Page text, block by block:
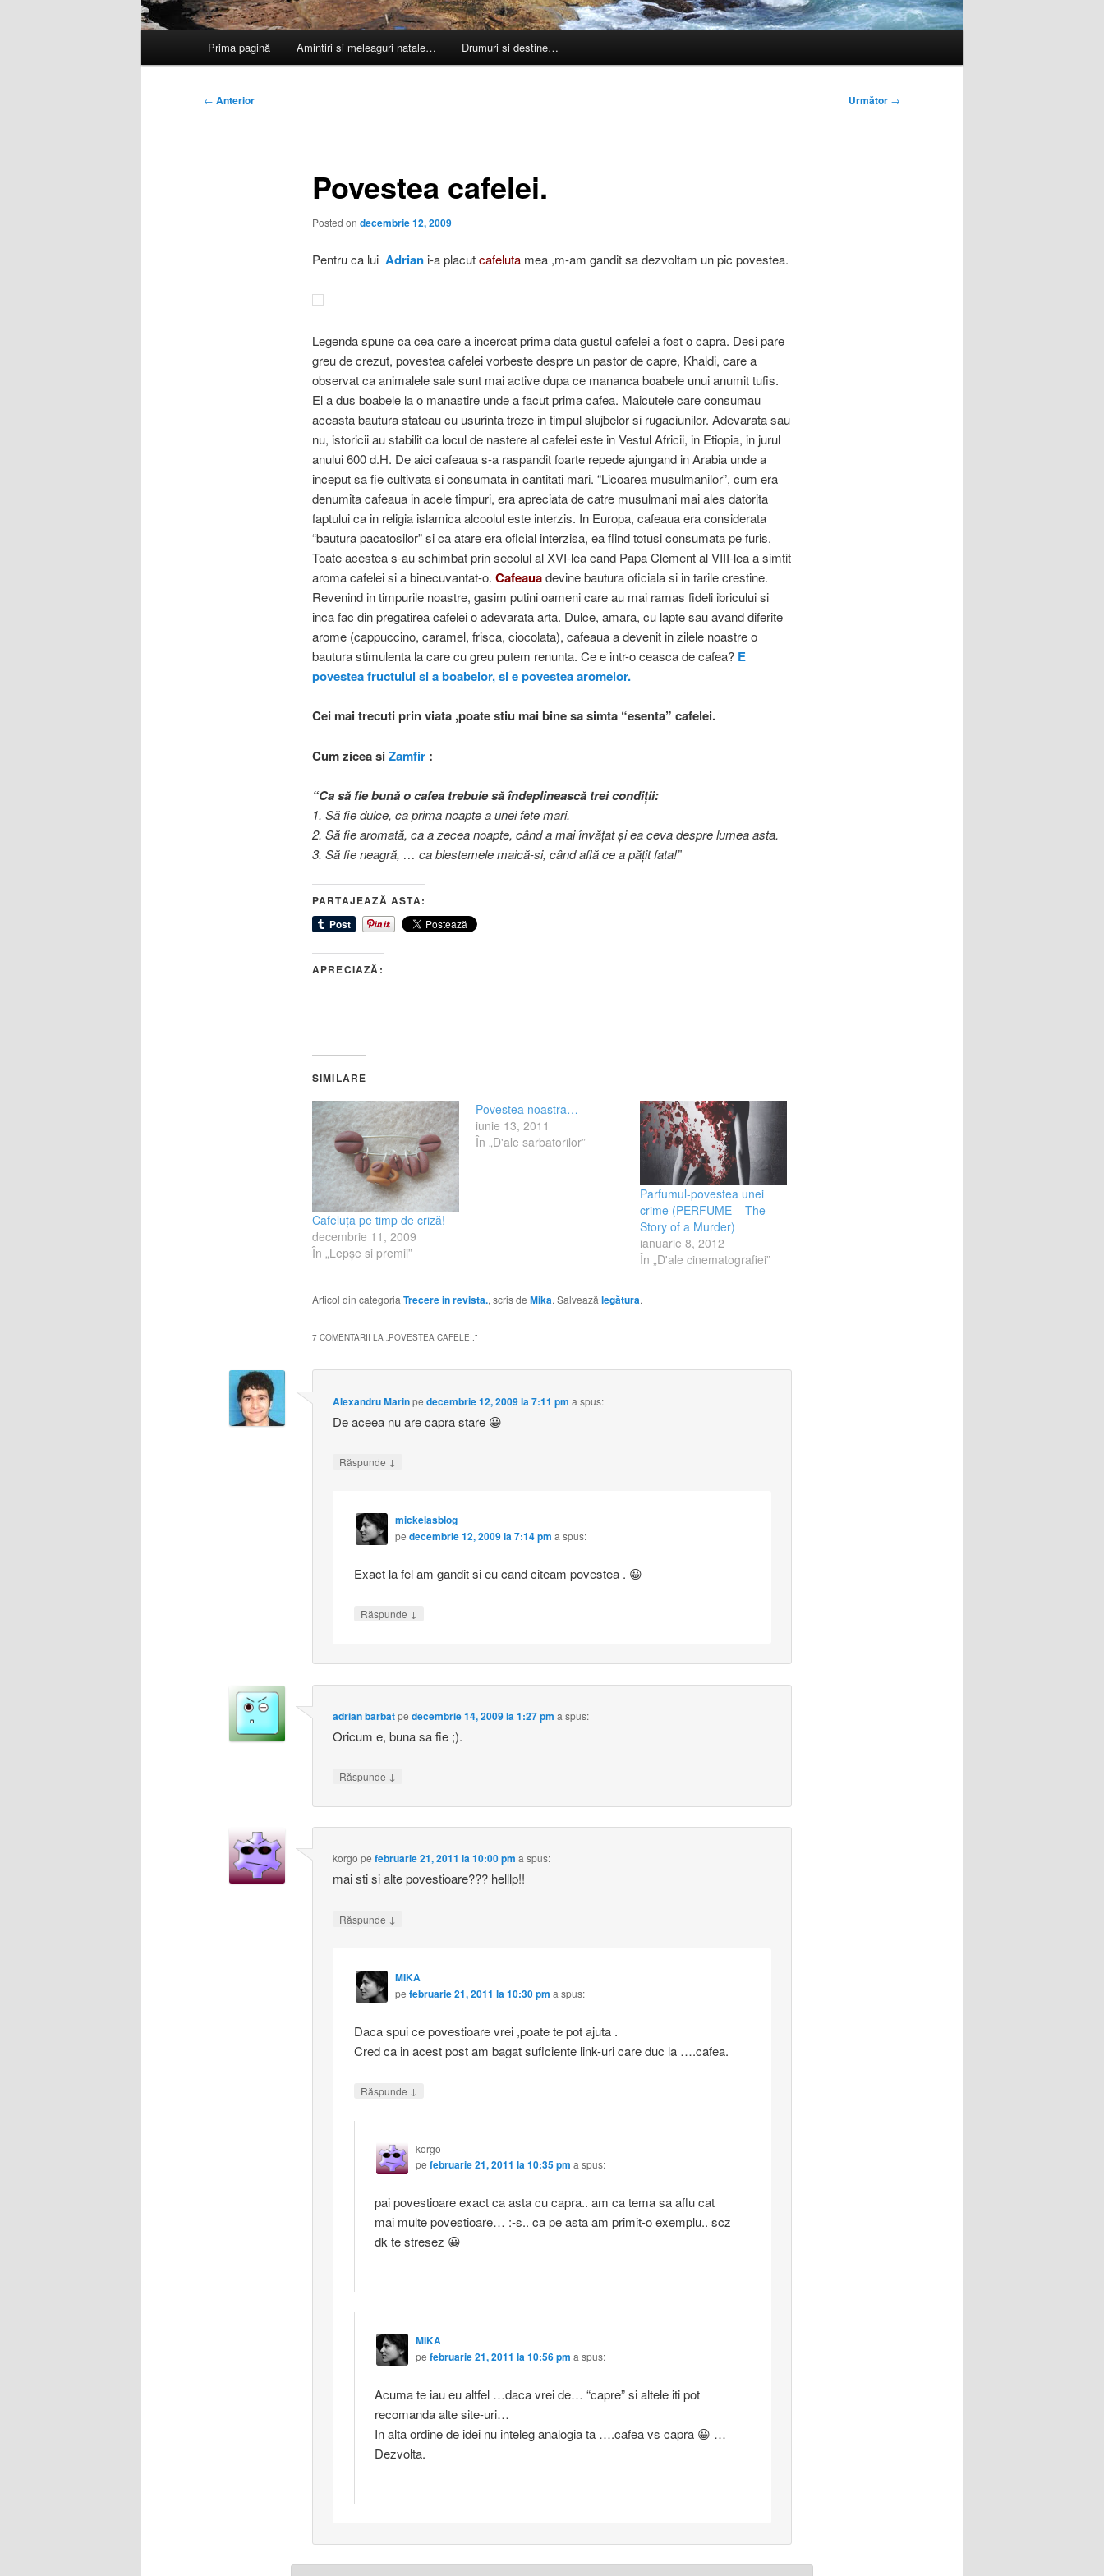
Prima pagină Amintiri si meleaguri natale… Drumuri si destine…
Navigare
← Anterior Următor →
Povestea cafelei.
Posted on decembrie 12, 2009
Pentru ca lui Adriani-a placutcafelutamea ,m-am gandit sa dezvoltam un pic povestea.
Legenda spune ca cea care a incercat prima data gustul cafelei a fost o capra. Desi pare
greu de crezut, povestea cafelei vorbeste despre un pastor de capre, Khaldi, care a
observat ca animalele sale sunt mai active dupa ce mananca boabele unui anumit tufis.
El a dus boabele la o manastire unde a facut prima cafea. Maicutele care consumau
aceasta bautura stateau cu usurinta treze in timpul slujbelor si rugaciunilor. Adevarata sau
nu, istoricii au stabilit ca locul de nastere al cafelei este in Vestul Africii, in Etiopia, in jurul
anului 600 d.H. De aici cafeaua s-a raspandit foarte repede ajungand in Arabia unde a
inceput sa fie cultivata si consumata in cantitati mari. “Licoarea musulmanilor”, cum era
denumita cafeaua in acele timpuri, era apreciata de catre musulmani mai ales datorita
faptului ca in religia islamica alcoolul este interzis. In Europa, cafeaua era considerata
“bautura pacatosilor” si ca atare era oficial interzisa, ea fiind totusi consumata pe furis.
Toate acestea s-au schimbat prin secolul al XVI-lea cand Papa Clement al VIII-lea a simtit
aroma cafelei si a binecuvantat-o. Cafeauadevine bautura oficiala si in tarile crestine.
Revenind in timpurile noastre, gasim putini oameni care au mai ramas fideli ibricului si
inca fac din pregatirea cafelei o adevarata arta. Dulce, amara, cu lapte sau avand diferite
arome (cappuccino, caramel, frisca, ciocolata), cafeaua a devenit in zilele noastre o
bautura stimulenta la care cu greu putem renunta. Ce e intr-o ceasca de cafea? E
povestea fructului si a boabelor, si e povestea aromelor.
Cei mai trecuti prin viata ,poate stiu mai bine sa simta “esenta” cafelei.
Cum zicea siZamfir:
“Ca să fie bună o cafea trebuie să îndeplinească trei condiţii:
1. Să fie dulce, ca prima noapte a unei fete mari.
2. Să fie aromată, ca a zecea noapte, când a mai învăţat şi ea ceva despre lumea asta.
3. Să fie neagră, … ca blestemele maică-si, când află ce a păţit fata!”
PARTAJEAZĂ ASTA:
APRECIAZĂ:
SIMILARE
Cafeluţa pe timp de criză!
decembrie 11, 2009
În „Lepşe si premii”
Povestea noastra…
iunie 13, 2011
În „D'ale sarbatorilor”
Parfumul-povestea unei
crime (PERFUME – The
Story of a Murder)
ianuarie 8, 2012
În „D'ale cinematografiei”
Articol din categoria Trecere in revista., scris de Mika. Salvează legătura.
7 COMENTARII LA „POVESTEA CAFELEI.”
Alexandru Marinpedecembrie 12, 2009 la 7:11 pm a spus:
De aceea nu are capra stare 😀
Răspunde ↓
mickelasblog
pe decembrie 12, 2009 la 7:14 pm a spus:
Exact la fel am gandit si eu cand citeam povestea . 😀
Răspunde ↓
adrian barbatpedecembrie 14, 2009 la 1:27 pm a spus:
Oricum e, buna sa fie ;).
Răspunde ↓
korgo pefebruarie 21, 2011 la 10:00 pm a spus:
mai sti si alte povestioare??? helllp!!
Răspunde ↓
MIKA
pe februarie 21, 2011 la 10:30 pm a spus:
Daca spui ce povestioare vrei ,poate te pot ajuta .
Cred ca in acest post am bagat suficiente link-uri care duc la ….cafea.
Răspunde ↓
korgo
pe februarie 21, 2011 la 10:35 pm a spus:
pai povestioare exact ca asta cu capra.. am ca tema sa aflu cat
mai multe povestioare… :-s.. ca pe asta am primit-o exemplu.. scz
dk te stresez 😀
MIKA
pe februarie 21, 2011 la 10:56 pm a spus:
Acuma te iau eu altfel …daca vrei de… “capre” si altele iti pot
recomanda alte site-uri…
In alta ordine de idei nu inteleg analogia ta ….cafea vs capra 😀 …
Dezvolta.